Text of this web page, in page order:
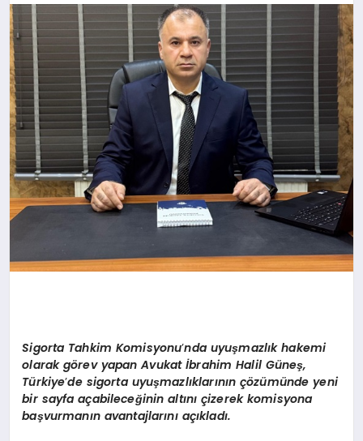
Sigorta Tahkim Komisyonu’nda uyuşmazlık hakemi
olarak görev yapan Avukat İbrahim Halil Güneş,
Türkiye’de sigorta uyuşmazlıklarının çözümünde yeni
bir sayfa açabileceğinin altını çizerek komisyona
başvurmanın avantajlarını açıkladı.